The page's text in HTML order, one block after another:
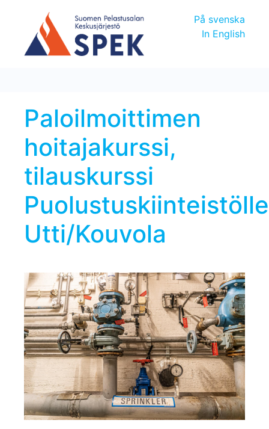
På svenska
In English
Paloilmoittimen
hoitajakurssi,
tilauskurssi
Puolustuskiinteistölle
Utti/Kouvola